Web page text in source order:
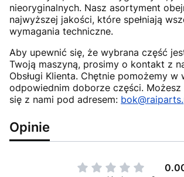
nieoryginalnych. Nasz asortyment
najwyższej jakości, które spełniają
wymagania techniczne.
Aby upewnić się, że wybrana część
Twoją maszyną, prosimy o kontakt z
Obsługi Klienta. Chętnie pomożemy w
odpowiednim doborze części.
się z nami pod adresem:
Opinie